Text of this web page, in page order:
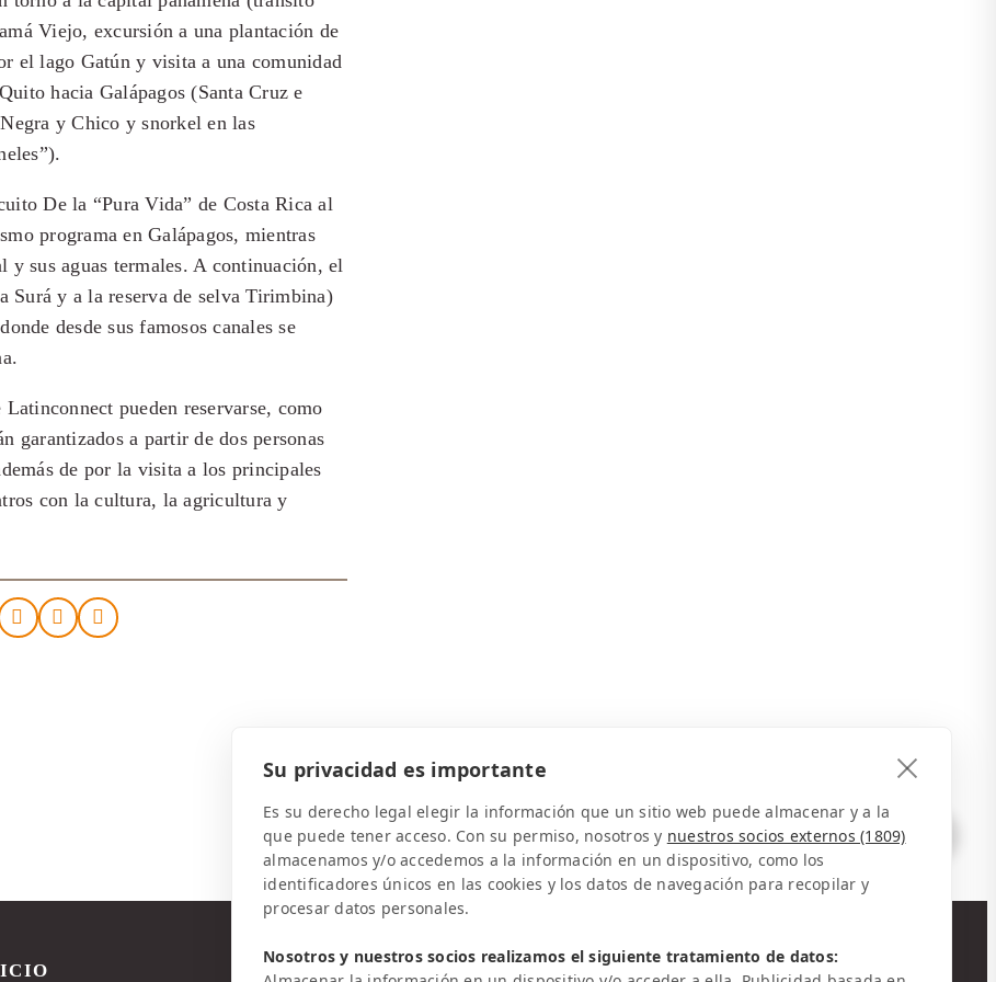
Viejo, excursión a una plantación de
el lago Gatún y visita a una comunidad
hacia Galápagos (Santa Cruz e
y Chico y snorkel en las
De la “Pura Vida” de Costa Rica al
programa en Galápagos, mientras
y sus aguas termales. A continuación, el
y a la reserva de selva Tirimbina)
desde sus famosos canales se
pueden reservarse, como
garantizados a partir de dos personas
de por la visita a los principales
con la cultura, la agricultura y
AVISO LEGAL NEWSLETTER
Su privacidad es importante
Es su derecho legal elegir la información que un sitio web puede almacenar y a la
que puede tener acceso. Con su permiso, nosotros y nuestros socios externos (1809)
almacenamos y/o accedemos a la información en un dispositivo, como los
identificadores únicos en las cookies y los datos de navegación para recopilar y
procesar datos personales.
Nosotros y nuestros socios realizamos el siguiente tratamiento de datos: